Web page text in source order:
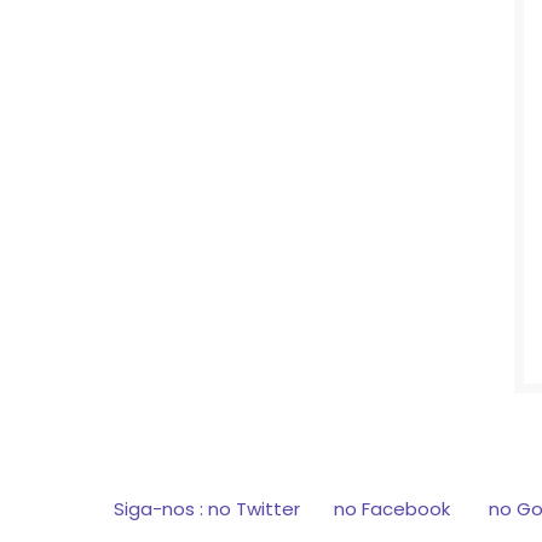
Siga-nos : no Twitter no Facebook no